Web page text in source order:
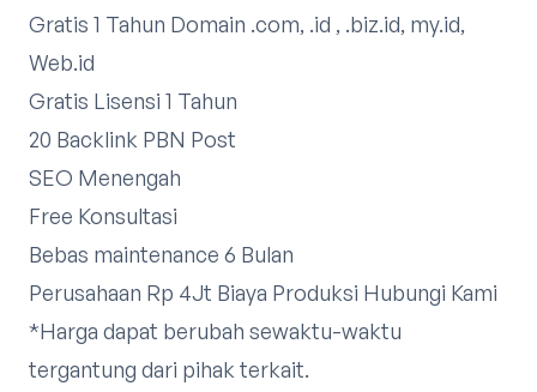
Gratis 1 Tahun Domain .com, .id , .biz.id, my.id,
Web.id
Gratis Lisensi 1 Tahun
20 Backlink PBN Post
SEO Menengah
Free Konsultasi
Bebas maintenance 6 Bulan
Perusahaan Rp 4Jt Biaya Produksi Hubungi Kami
*Harga dapat berubah sewaktu-waktu
tergantung dari pihak terkait.​